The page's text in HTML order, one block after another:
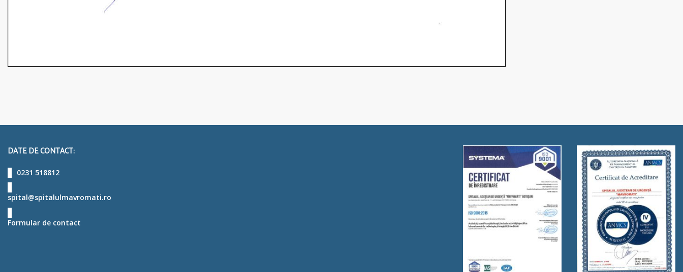
DATE DE CONTACT:
0231 518812
spital@spitalulmavromati.ro
Formular de contact